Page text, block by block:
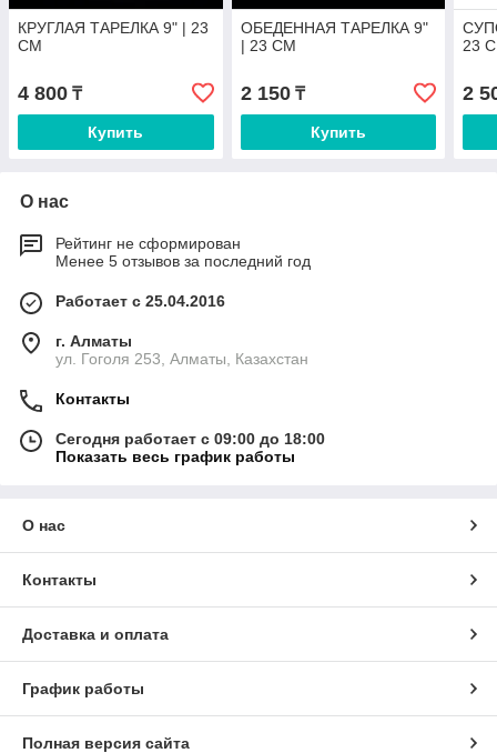
КРУГЛАЯ ТАРЕЛКА 9" | 23
CM
4 800 ₸
Купить
ОБЕДЕННАЯ ТАРЕЛКА 9"
| 23 CM
2 150₸
Купить
23
2
О нас
Рейтинг не сформирован
Менее 5 отзывов за последний год
Работает с 25.04.2016
г. Алматы
ул. Гоголя 253, Алматы, Казахстан
Контакты
Сегодня работает с 09:00 до 18:00
Показать весь график работы
О нас
Контакты
Доставка и оплата
График работы
Полная версия сайта